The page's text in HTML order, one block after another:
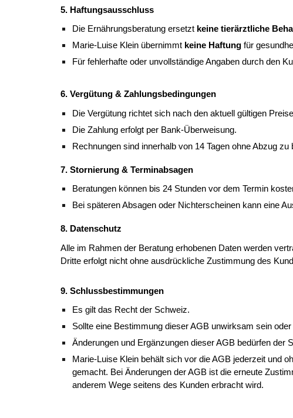
5. Haftungsausschluss
Die Ernährungsberatung ersetzt keine tierärztliche
Marie-Luise Klein übernimmt keine Haftungfür
Für fehlerhafte oder unvollständige Angaben durch den
6. Vergütung & Zahlungsbedingungen
Die Vergütung richtet sich nach den aktuell gültigen
Die Zahlung erfolgt per Bank-Überweisung.
Rechnungen sind innerhalb von 14 Tagen ohne Abzug zu
7. Stornierung & Terminabsagen
Beratungen können bis 24 Stunden vor dem Termin
Bei späteren Absagen oder Nichterscheinen kann eine
8. Datenschutz
Alle im Rahmen der Beratung erhobenen Daten werden
Dritte erfolgt nicht ohne ausdrückliche Zustimmung des
9. Schlussbestimmungen
Es gilt das Recht der Schweiz.
Sollte eine Bestimmung dieser AGB unwirksam sein
Änderungen und Ergänzungen dieser AGB bedürfen der
Marie-Luise Klein behält sich vor die AGB jederzeit und
gemacht. Bei Änderungen der AGB ist die erneute
anderem Wege seitens des Kunden erbracht wird.